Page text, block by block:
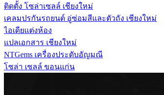
ติดตั้ง โซล่าเซลล์ เชียงใหม่
เคลมปรกันรถยนต์ อู่ซ่อมสีและตัวถัง เชียงใหม่
ไอเดียแต่งห้อง
แปลเอกสาร เชียงใหม่
NTGems เครื่องประดับอัญมณี
โซล่า เซลล์ ขอนแก่น